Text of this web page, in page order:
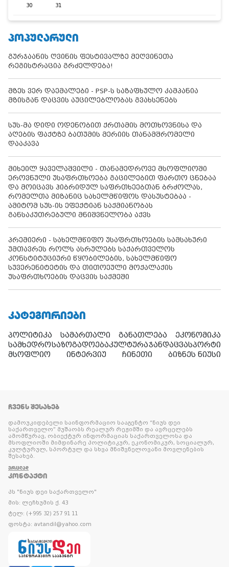
30
31
ᲞᲝᲞᲣᲚᲐᲠᲣᲚᲘ
გურჯაანის ღვინის ფესტივალზე მეღვინეთა
რეგისტრაცია გრძელდება!
მზეს ვერ დაემალები - PSP-ს საზაფხულო კამპანია
მზისგან დაცვის აუცილებლობას გვახსენებს
სუს-მა დიდი ოდენობით ქრთამის მოთხოვნისა და
აღების ფაქტზე ბათუმის მერიის თანამშრომელი
დააკავა
მიხეილ ყაველაშვილი - თანამედროვე მსოფლიოში
ეროვნული უსაფრთხოება გაცილებით ფართო ცნებაა
და მოიცავს ჰიბრიდულ საფრთხეებთან ბრძოლას,
რომელთა მიზანიც სახელმწიფოს დასუსტებაა -
ამიტომ სუს-ის ეფექტიან საქმიანობას
განსაკუთრებული მნიშვნელობა აქვს
პრემიერი - სახელმწიფო უსაფრთხოების სამსახური
უმთავრეს როლს ასრულებს საქართველოს
კონსტიტუციური წყობილების, სახელმწიფო
სუვერენიტეტის და თითოეული მოქალაქის
უსაფრთხოების დაცვის საქმეში
ᲙᲐᲢᲔᲒᲝᲠᲘᲔᲑᲘ
პოლიტიკა სამართალი განათლება
ეკონომიკა
სამხედროსაზოგადოებაკულტურაჯანდაცვასპორტი
მსოფლიო
ინტერვიუ ჩინეთი ბიზნეს ნიუსი
ᲩᲕᲔᲜᲡ ᲨᲔᲡᲐᲮᲔᲑ
დამოუკიდებელი საინფორმაციო სააგენტო “ნიუს დეი
საქართველო” მუშაობს რეალურ რეჟიმში და ავრცელებს
ამომწურავ, ობიექტურ ინფორმაციას საქართველოსა და
მსოფლიოში მიმდინარე პოლიტიკურ, ეკონომიკურ, სოციალურ,
კულტურულ, სპორტულ და სხვა მნიშვნელოვანი მოვლენების
შესახებ.
ᲕᲠᲪᲚᲐᲓ
ᲙᲝᲜᲢᲐᲥᲢᲘ
პს "ნიუს დეი საქართველო"
მის: ლეჩხუმის ქ. 43
ტელ: (+995 32) 257 91 11
ფოსტა: avtandil@yahoo.com